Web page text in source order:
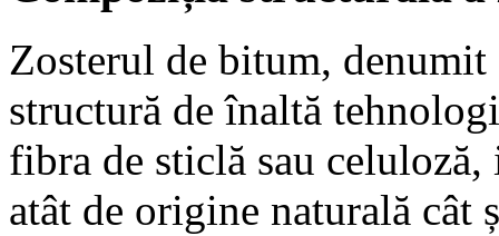
Zosterul de bitum,
structură de înaltă
fibra de sticlă sau
atât de origine naturală cât